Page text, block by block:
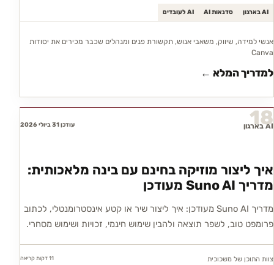
AI בארגון סדנאות AI AI לעובדים
אנשי למידה, שיווק, משאבי אנוש, תקשורת פנים ומנהלים שכבר מכירים את יסודות
Canva
למדריך המלא ←
AI בארגון עודכן 31 ביולי 2026
איך ליצור מוזיקה בחינם עם בינה מלאכותית:
מדריך Suno AI מעודכן
מדריך Suno AI מעודכן: איך ליצור שיר או קטע אינסטרומנטלי, לכתוב
פרומפט טוב, לשפר תוצאה ולהבין שימוש חינמי, זכויות ושימוש מסחרי.
צוות התוכן של משכוכית 11 דקות קריאה
18